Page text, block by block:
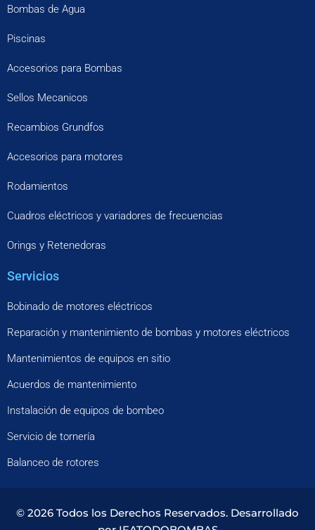
Bombas de Agua
Piscinas
Accesorios para Bombas
Sellos Mecanicos
Recambios Grundfos
Accesorios para motores
Rodamientos
Cuadros eléctricos y variadores de frecuencias
Orings y Retenedoras
Servicios
Bobinado de motores eléctricos
Reparación y mantenimiento de bombas y motores eléctricos
Mantenimientos de equipos en sitio
Acuerdos de mantenimiento
Instalación de equipos de bombeo
Servicio de tornería
Balanceo de rotores
© 2026 Todos los Derechos Reservados. Desarrollado